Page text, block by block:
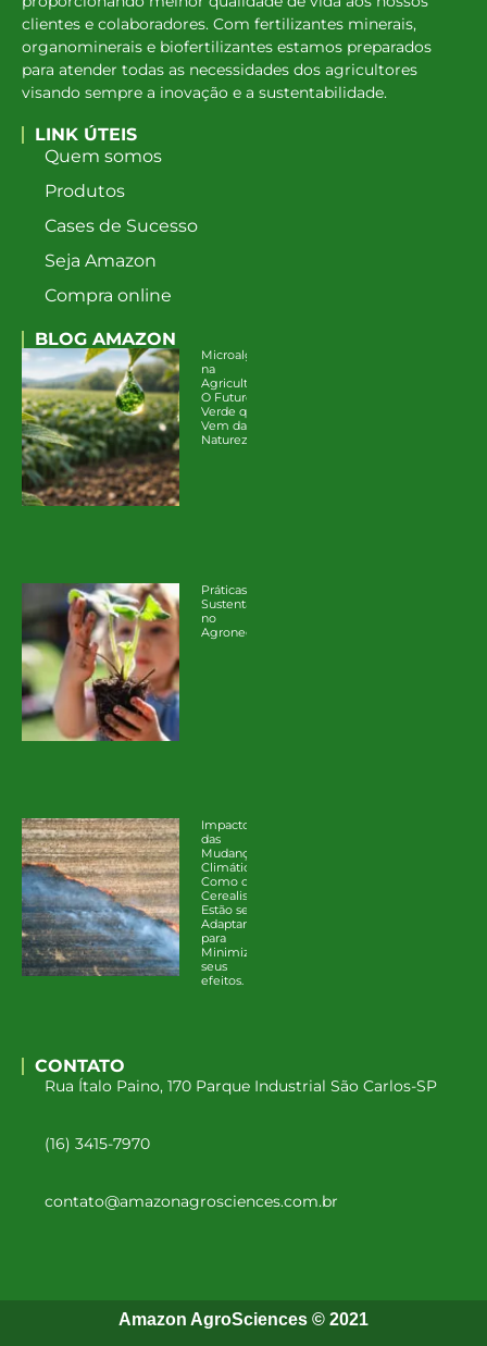
clientes e colaboradores. Com fertilizantes minerais,
organominerais e biofertilizantes estamos preparados
para atender todas as necessidades dos agricultores
visando sempre a inovação e a sustentabilidade.
LINK ÚTEIS
Quem somos
Produtos
Cases de Sucesso
Seja Amazon
Compra online
BLOG AMAZON
Microalgas
na
Agricultura:
O Futuro
Verde que
Vem da
Natureza
Práticas
Sustentáveis
no
Agronegócio
Impacto
das
Mudanças
Climáticas:
Como os
Cerealistas
Estão se
Adaptando
para
Minimizar
seus
efeitos.
CONTATO
Rua Ítalo Paino, 170 Parque Industrial São Carlos-SP
(16) 3415-7970
contato@amazonagrosciences.com.br
Amazon AgroSciences © 2021